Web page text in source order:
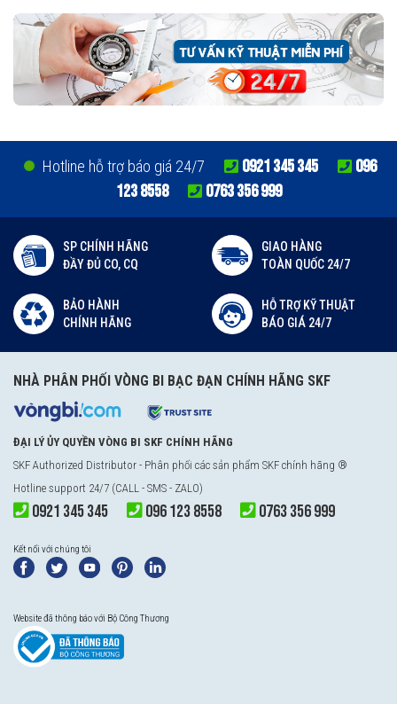
Hotline hỗ trợ báo giá 24/7 0921 345 345
096
123 8558
0763 356 999
SP CHÍNH HÃNG
ĐẦY ĐỦ CO, CQ
GIAO HÀNG
TOÀN QUỐC 24/7
BẢO HÀNH
CHÍNH HÃNG
HỖ TRỢ KỸ THUẬT
BÁO GIÁ 24/7
NHÀ PHÂN PHỐI VÒNG BI BẠC ĐẠN CHÍNH HÃNG SKF
ĐẠI LÝ ỦY QUYỀN VÒNG BI SKF CHÍNH HÃNG
SKF Authorized Distributor - Phân phối các sản phẩm SKF chính hãng ®
Hotline support 24/7 (CALL - SMS - ZALO)
0921 345 345 096 123 8558 0763 356 999
Kết nối với chúng tôi
Website đã thông báo với Bộ Công Thương